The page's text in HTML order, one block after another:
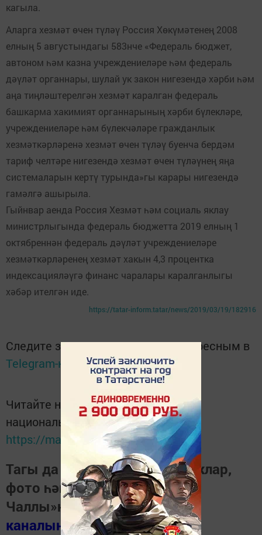
кагыла.
Аларга хезмәт өчен түләү Россия Хөкүмәтенең 2008
елның 5 августындагы 583нче «Федераль бюджет,
автоном һәм казна учреждениеләре һәм федераль
дәүләт органнары, шулай ук закон нигезендә хәрби һәм
аңа тиңләштерелгән хезмәт каралган федераль
башкарма хакимият органнарының хәрби бүлекләре,
учреждениеләре һәм бүлекчәләре гражданлык
хезмәткәрләренә хезмәт өчен түләү буенча бердәм
тариф челтәре нигезендә хезмәт өчен түләүнең яңа
системаларын кертү турында»гы карары нигезендә
гамәлгә ашырыла.
Гыйнвар аенда Россия Хезмәт һәм социаль яклау
министрлыгында федераль бюджетта 2019 елның 1
октябреннән федераль дәүләт учреждениеләре
хезмәткәрләренең хезмәт хакын 4,3 процентка
индексацияләүгә финанс чаралары каралганлыгы
хәбәр ителгән иде.
https://tatar-inform.tatar/news/2019/03/19/182916
Следите за самым важным и интересным в
Telegram-каналеТатмедиа
Читайте новости Татарстана в
национальном мессенджере MАХ:
https://max.ru/tatmedia
Тагы да кызыклырак яңалыклар,
фото һәм видеолар «Шәһри
Чаллы»ныңMAX
каналында(язылыгыз).